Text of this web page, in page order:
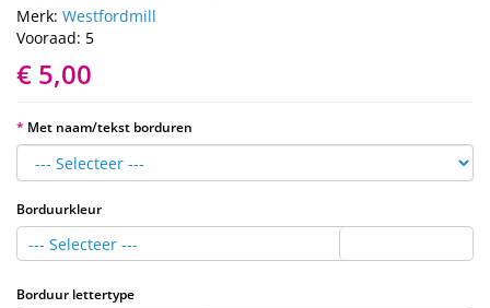
Merk: Westfordmill
Vooraad: 5
€ 5,00
Met naam/tekst borduren
Borduurkleur
--- Selecteer ---
Borduur lettertype